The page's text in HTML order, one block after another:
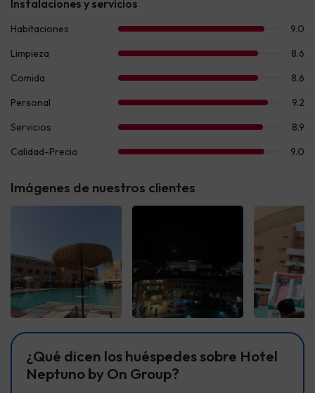
Imágenes de nuestros clientes
¿Qué dicen los huéspedes sobre Hotel
Neptuno by On Group?